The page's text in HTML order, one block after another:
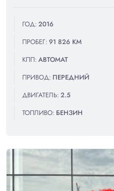
ГОД: 2016
ПРОБЕГ: 91 826 КМ
КПП: АВТОМАТ
ПРИВОД: ПЕРЕДНИЙ
ДВИГАТЕЛЬ: 2.5
ТОПЛИВО: БЕНЗИН